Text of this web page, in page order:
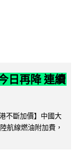
日再降 連續
不斷加價】中國大
航線燃油附加費，